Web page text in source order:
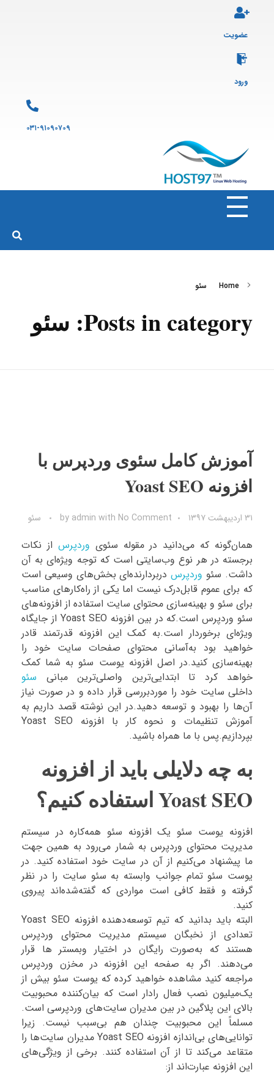
عضویت
ورود
۰۳۱-۹۱۰۹۰۷۰۹
هاست ۹۷ارائه سرویس هاست لینوکس و ثبت دامنه
Home سئو
Posts in category: سئو
آموزش کامل سئوی وردپرس با
افزونه Yoast SEO
۳۱ اردیبهشت ۱۳۹۷ by admin with No Comment سئو
همان‌گونه که می‌دانید در مقوله سئوی وردپرس از نکات
برجسته در هر نوع وب‌سایتی است که توجه ویژه‌ای به آن
داشت. سئو وردپرسدربردارنده‌ای بخش‌های وسیعی است
که برای عموم قابل‌درک نیست اما یکی از راه‌کارهای مناسب
برای سئو و بهینه‌سازی محتوای سایت استفاده از افزونه‌های
سئو وردپرس است.که در بین افزونه Yoast SEO از جایگاه
ویژه‌ای برخوردار است.به کمک این افزونه قدرتمند قادر
خواهید بود به‌آسانی محتوای صفحات سایت خود را
بهینه‌سازی کنید.در اصل افزونه یوست سئو به شما کمک
خواهد کرد تا ابتدایی‌ترین واصلی‌ترین مبانی سئو
داخلی سایت خود را موردبررسی قرار داده و در صورت نیاز
آن‌ها را بهبود و توسعه دهید.در این نوشته قصد داریم به
آموزش تنظیمات و نحوه کار با افزونه Yoast SEO
بپردازیم.پس با ما همراه باشید.
به چه دلایلی باید از افزونه
Yoast SEO استفاده کنیم؟
افزونه یوست سئو یک افزونه سئو همه‌کاره در سیستم
مدیریت محتوای وردپرس به شمار می‌رود به همین جهت
ما پیشنهاد می‌کنیم از آن در سایت خود استفاده کنید. در
یوست سئو تمام جوانب وابسته به سئو سایت را در نظر
گرفته و فقط کافی است مواردی که گفته‌شده‌اند پیروی
کنید.
البته باید بدانید که تیم توسعه‌دهنده افزونه Yoast SEO
تعدادی از نخبگان سیستم مدیریت محتوای وردپرس
هستند که به‌صورت رایگان در اختیار وبمستر ها قرار
می‌دهند. اگر به صفحه این افزونه در مخزن وردپرس
مراجعه کنید مشاهده خواهید کرده که یوست سئو بیش از
یک‌میلیون نصب فعال رادار است که بیان‌کننده محبوبیت
بالای این پلاگین در بین مدیران سایت‌های وردپرسی است.
مسلماً این محبوبیت چندان هم بی‌سبب نیست. زیرا
توانایی‌های بی‌اندازه افزونه Yoast SEO مدیران سایت‌ها را
متقاعد می‌کند تا از آن استفاده کنند. برخی از ویژگی‌های
این افزونه عبارت‌اند از: